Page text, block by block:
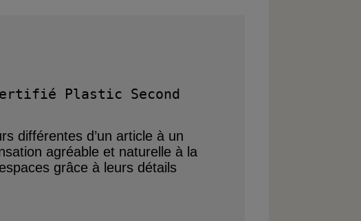
Plastic Second
différentes d’un article à un
agréable et naturelle à la
grâce à leurs détails